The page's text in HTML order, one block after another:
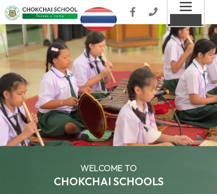
WELCOME TO
CHOKCHAI SCHOOLS